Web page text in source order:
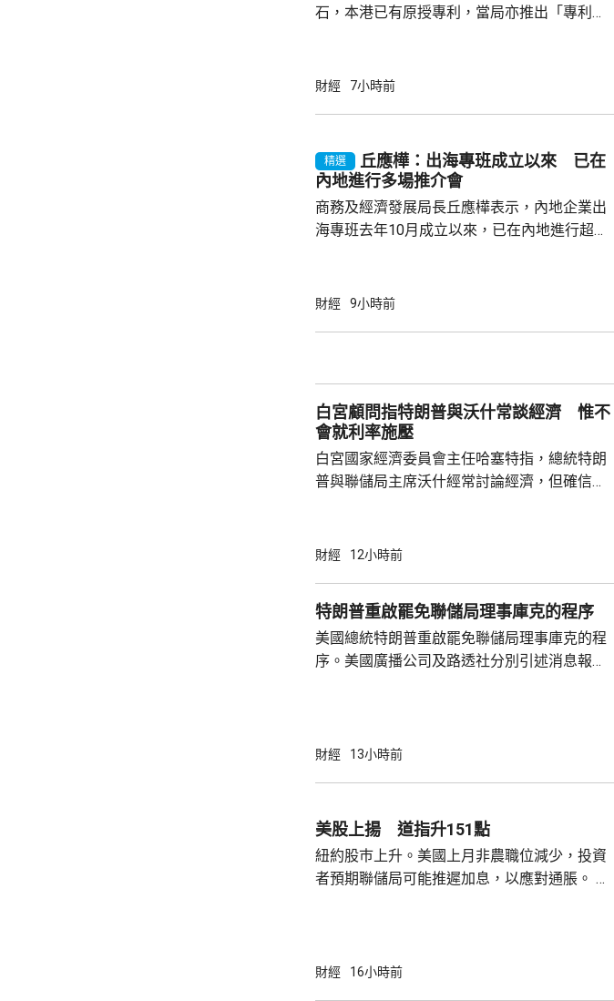
石，本港已有原授專利，當局亦推出「專利
使用，相信會有更多人來港申請專利，活躍本
產出獨角獸企業，必須依賴其他市場，例如大
灣區，及解決專利權方面弱點。盧煜明表示，
中大亦將把握北都帶來的機遇，已向政府提...
財經 7小時前
精選
丘應樺：出海專班成立以來 已在
內地進行多場推介會
商務及經濟發展局長丘應樺表示，內地企業出
海專班去年10月成立以來，已在內地進行超過
時，亦已帶同內地及香港企業隨團，簽訂96份
總部或公司，並在香港作籌融資，相信對香港
整體經濟有幫助，他下周出訪馬來...
財經 9小時前
白宮顧問指特朗普與沃什常談經濟 惟不
會就利率施壓
白宮國家經濟委員會主任哈塞特指，總統特朗
普與聯儲局主席沃什經常討論經濟，但確信特
什和特朗普長期以來關係非常密切，一直會討
見，令外界質疑特朗普可能試圖影響聯儲局決
策。不過日程顯示，沃什6月沒與特朗普通話
或會談，只是與財長貝森特進行三次早餐
財經 12小時前
特朗普重啟罷免聯儲局理事庫克的程序
美國總統特朗普重啟罷免聯儲局理事庫克的程
序。美國廣播公司及路透社分別引述消息報
事的誠信產生質疑，因此特朗普正考慮撒銷她
何正當理由可以解除庫克的職務。 特朗普去年
財經 13小時前
美股上揚 道指升151點
紐約股巿上升。美國上月非農職位減少，投資
者預期聯儲局可能推遲加息，以應對通脹。 道
上升47點。 總計整個星期，納指上升5.2%。
財經 16小時前